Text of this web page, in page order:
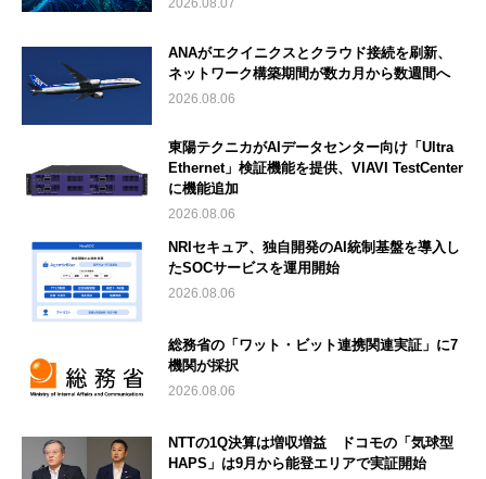
2026.08.07
ANAがエクイニクスとクラウド接続を刷新、
ネットワーク構築期間が数カ月から数週間へ
2026.08.06
東陽テクニカがAIデータセンター向け「Ultra
Ethernet」検証機能を提供、VIAVI TestCenter
に機能追加
2026.08.06
NRIセキュア、独自開発のAI統制基盤を導入し
たSOCサービスを運用開始
2026.08.06
総務省の「ワット・ビット連携関連実証」に7
機関が採択
2026.08.06
NTTの1Q決算は増収増益 ドコモの「気球型
HAPS」は9月から能登エリアで実証開始